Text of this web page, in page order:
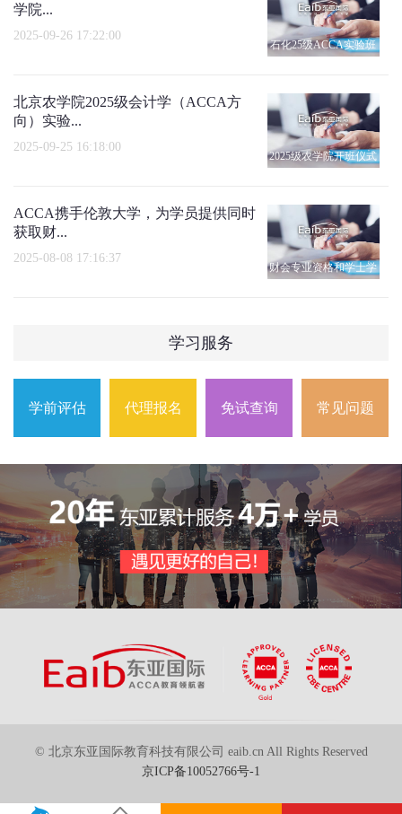
石化25级ACCA实验班
学院...
2025-09-26 17:22:00
2025级农学院开班仪式
北京农学院2025级会计学（ACCA方
向）实验...
2025-09-25 16:18:00
财会专业资格和学士学
ACCA携手伦敦大学，为学员提供同时
获取财...
2025-08-08 17:16:37
学习服务
学前评估 代理报名 免试查询 常见问题
© 北京东亚国际教育科技有限公司 eaib.cn All Rights Reserved
京ICP备10052766号-1